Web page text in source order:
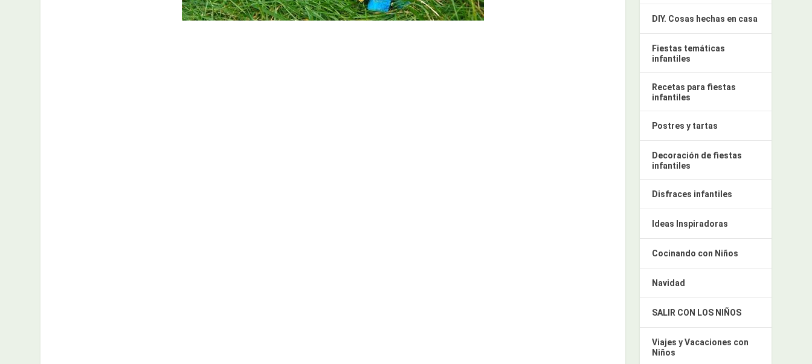
DIY. Cosas hechas en casa
Fiestas temáticas
infantiles
Recetas para fiestas
infantiles
Postres y tartas
Decoración de fiestas
infantiles
Disfraces infantiles
Ideas Inspiradoras
Cocinando con Niños
Navidad
SALIR CON LOS NIÑOS
Viajes y Vacaciones con
Niños